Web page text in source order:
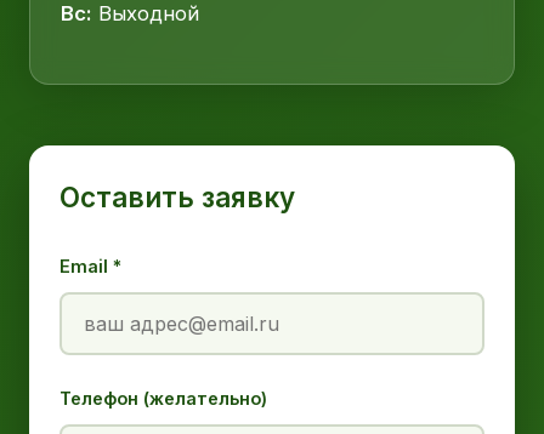
Вс: Выходной
Оставить заявку
Email *
Телефон (желательно)